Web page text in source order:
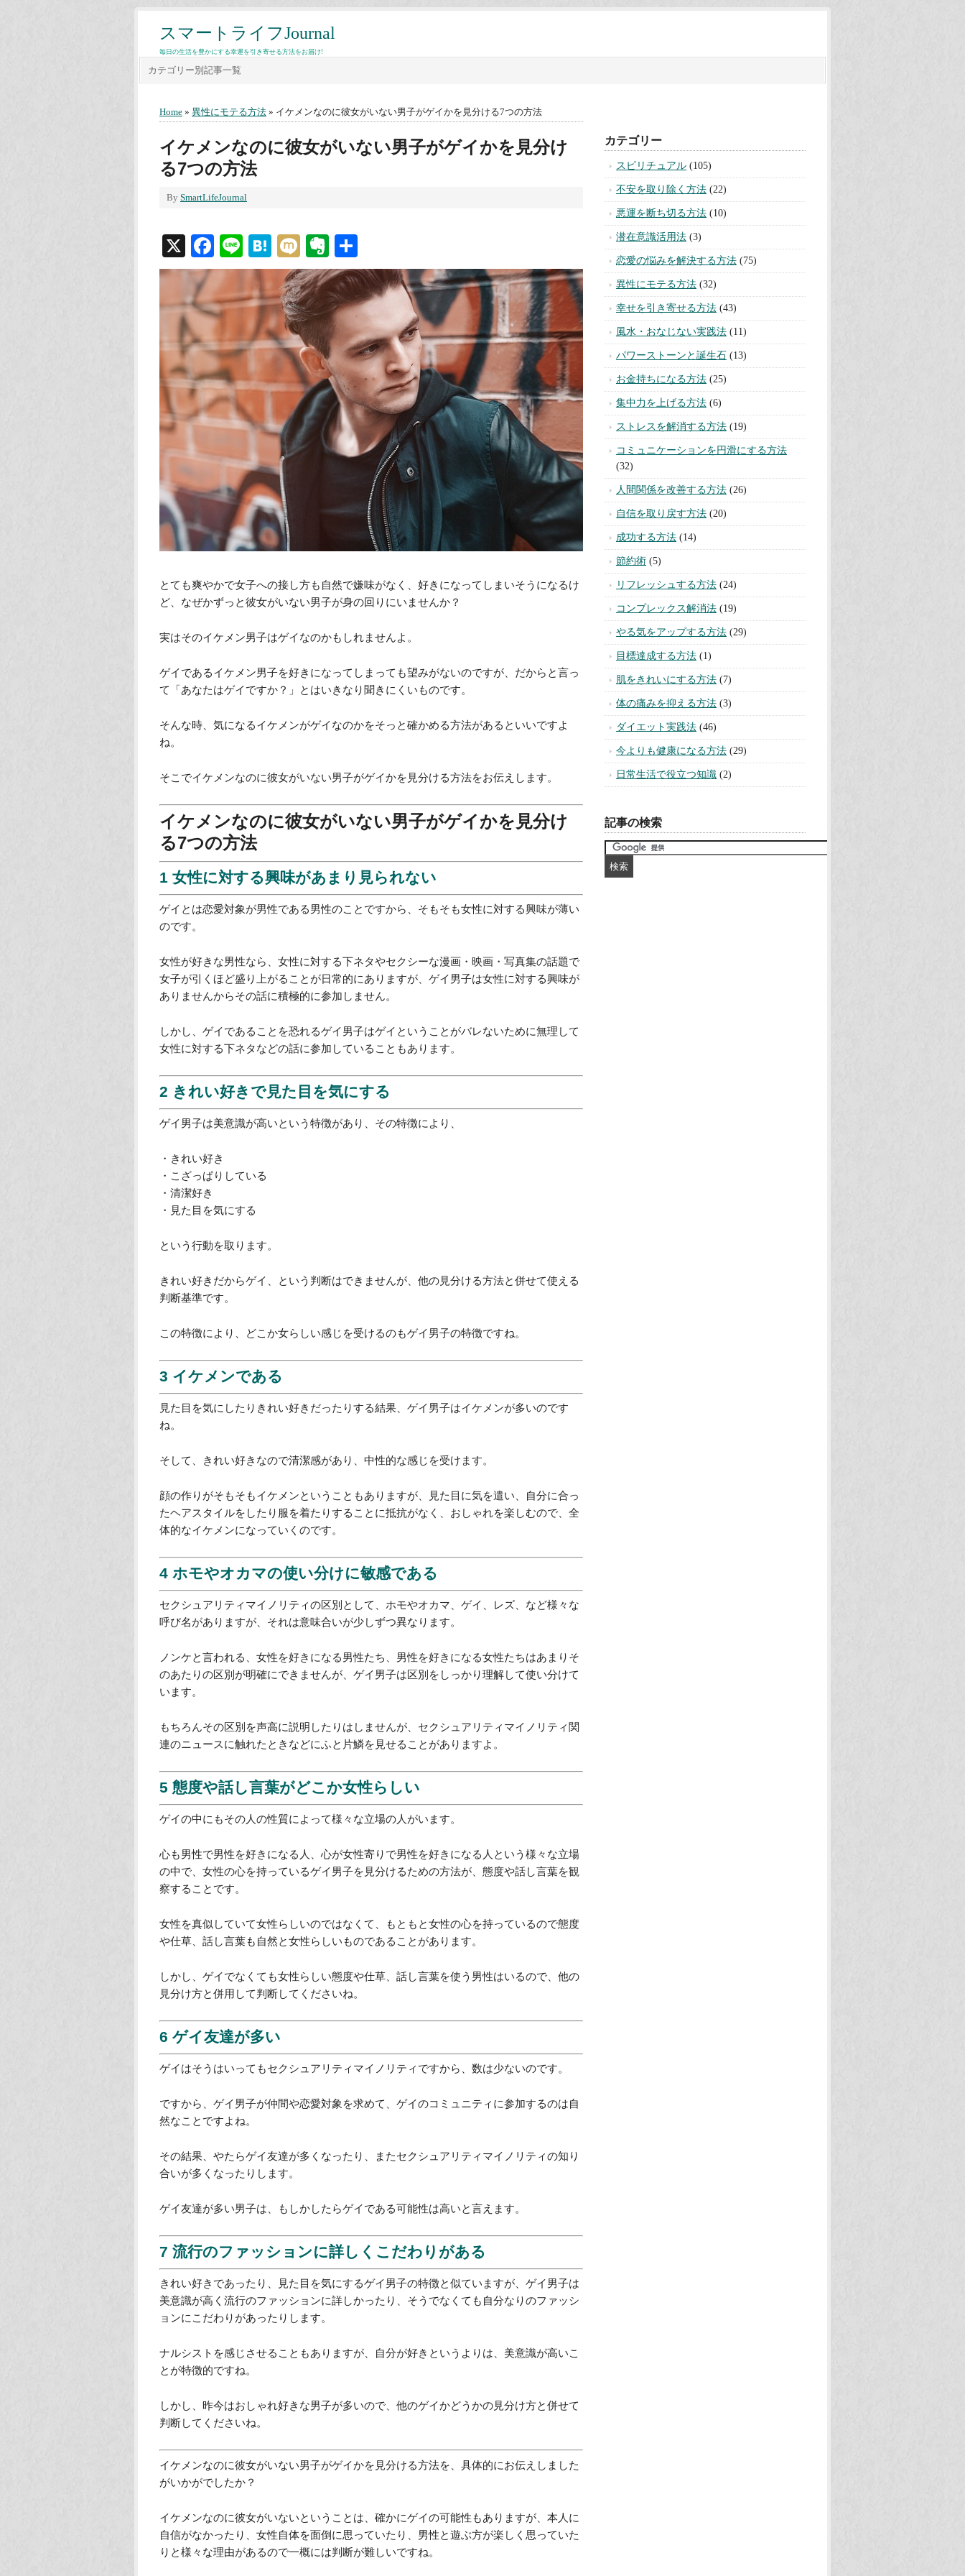
スマートライフJournal
毎日の生活を豊かにする幸運を引き寄せる方法をお届け!
カテゴリー別記事一覧
Home » 異性にモテる方法 » イケメンなのに彼女がいない男子がゲイかを見分ける7つの方法
イケメンなのに彼女がいない男子がゲイかを見分け
る7つの方法
By SmartLifeJournal
X Facebook
LineHatenaMixiEvernote
有
とても爽やかで女子への接し方も自然で嫌味がなく、好きになってしまいそうになるけ
ど、なぜかずっと彼女がいない男子が身の回りにいませんか？
実はそのイケメン男子はゲイなのかもしれませんよ。
ゲイであるイケメン男子を好きになってしまっても望みがないのですが、だからと言っ
て「あなたはゲイですか？」とはいきなり聞きにくいものです。
そんな時、気になるイケメンがゲイなのかをそっと確かめる方法があるといいですよ
ね。
そこでイケメンなのに彼女がいない男子がゲイかを見分ける方法をお伝えします。
イケメンなのに彼女がいない男子がゲイかを見分け
る7つの方法
1 女性に対する興味があまり見られない
ゲイとは恋愛対象が男性である男性のことですから、そもそも女性に対する興味が薄い
のです。
女性が好きな男性なら、女性に対する下ネタやセクシーな漫画・映画・写真集の話題で
女子が引くほど盛り上がることが日常的にありますが、ゲイ男子は女性に対する興味が
ありませんからその話に積極的に参加しません。
女性に対する下ネタなどの話に参加していることもあります。
2 きれい好きで見た目を気にする
ゲイ男子は美意識が高いという特徴があり、その特徴により、
・きれい好き
・こざっぱりしている
・清潔好き
・見た目を気にする
判断基準です。
この特徴により、どこか女らしい感じを受けるのもゲイ男子の特徴ですね。
3 イケメンである
見た目を気にしたりきれい好きだったりする結果、ゲイ男子はイケメンが多いのです
ね。
そして、きれい好きなので清潔感があり、中性的な感じを受けます。
顔の作りがそもそもイケメンということもありますが、見た目に気を遣い、自分に合っ
体的なイケメンになっていくのです。
4 ホモやオカマの使い分けに敏感である
セクシュアリティマイノリティの区別として、ホモやオカマ、ゲイ、レズ、など様々な
呼び名がありますが、それは意味合いが少しずつ異なります。
ノンケと言われる、女性を好きになる男性たち、男性を好きになる女性たちはあまりそ
のあたりの区別が明確にできませんが、ゲイ男子は区別をしっかり理解して使い分けて
います。
もちろんその区別を声高に説明したりはしませんが、セクシュアリティマイノリティ関
連のニュースに触れたときなどにふと片鱗を見せることがありますよ。
5 態度や話し言葉がどこか女性らしい
ゲイの中にもその人の性質によって様々な立場の人がいます。
心も男性で男性を好きになる人、心が女性寄りで男性を好きになる人という様々な立場
の中で、女性の心を持っているゲイ男子を見分けるための方法が、態度や話し言葉を観
女性を真似していて女性らしいのではなくて、もともと女性の心を持っているので態度
しかし、ゲイでなくても女性らしい態度や仕草、話し言葉を使う男性はいるので、他の
6 ゲイ友達が多い
ゲイはそうはいってもセクシュアリティマイノリティですから、数は少ないのです。
ですから、ゲイ男子が仲間や恋愛対象を求めて、ゲイのコミュニティに参加するのは自
然なことですよね。
その結果、やたらゲイ友達が多くなったり、またセクシュアリティマイノリティの知り
合いが多くなったりします。
ゲイ友達が多い男子は、もしかしたらゲイである可能性は高いと言えます。
7 流行のファッションに詳しくこだわりがある
きれい好きであったり、見た目を気にするゲイ男子の特徴と似ていますが、ゲイ男子は
ョンにこだわりがあったりします。
ナルシストを感じさせることもありますが、自分が好きというよりは、美意識が高いこ
カテゴリー
スピリチュアル(105)
不安を取り除く方法(22)
悪運を断ち切る方法(10)
潜在意識活用法(3)
恋愛の悩みを解決する方法(75)
異性にモテる方法(32)
幸せを引き寄せる方法(43)
風水・おなじない実践法(11)
パワーストーンと誕生石(13)
集中力を上げる方法(6)
ストレスを解消する方法(19)